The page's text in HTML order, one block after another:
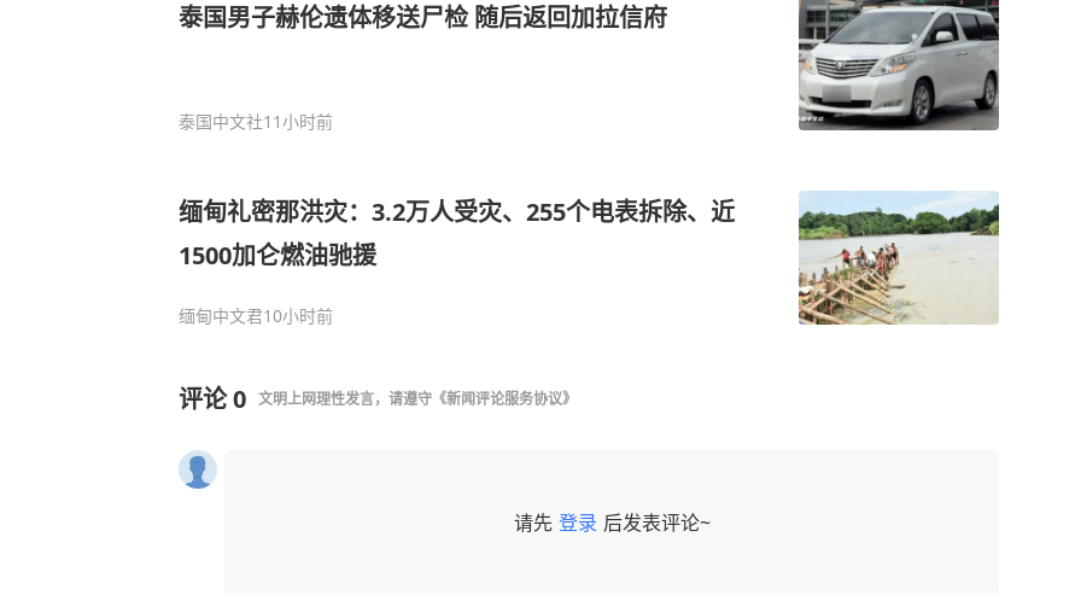
泰国男子赫伦遗体移送尸检 随后返回加拉信府
泰国中文社11小时前
缅甸礼密那洪灾：3.2万人受灾、255个电表拆除、近
1500加仑燃油驰援
缅甸中文君10小时前
评论0 文明上网理性发言，请遵守 《新闻评论服务协议》
请先 登录 后发表评论~